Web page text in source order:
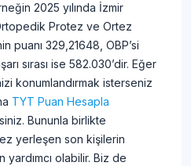
2025 yılında İzmir
Protez ve Ortez
puanı 329,21648, OBP’si
sırası ise 582.030’dir. Eğer
konumlandırmak isterseniz
TYT Puan Hesapla
Bununla birlikte
yerleşen son kişilerin
yardımcı olabilir. Biz de